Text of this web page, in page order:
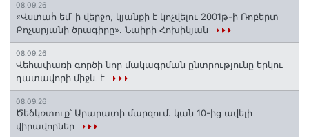
08.09.26
«Վստահ եմ՝ ի վերջո, կյանքի է կոչվելու 2001թ-ի Ռոբերտ
Քոչարյանի ծրագիրը». Նաիրի Հոխիկյան
08.09.26
Վեհափառի գործի նոր մակագրման ընտրությունը երկու
դատավորի միջև է
08.09.26
Ծեծկռտուք՝ Արարատի մարզում. կան 10-ից ավելի
վիրավորներ